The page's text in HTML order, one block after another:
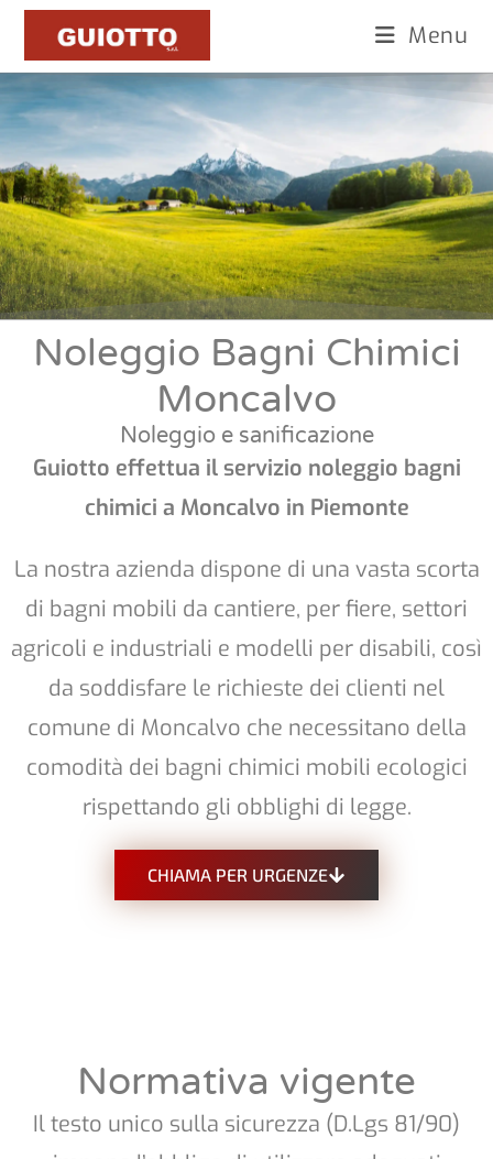
Menu
Noleggio Bagni Chimici
Moncalvo
Noleggio e sanificazione
Guiotto effettua il servizio noleggio bagni
chimici a Moncalvo in Piemonte
La nostra azienda dispone di una vasta scorta
di bagni mobili da cantiere, per fiere, settori
agricoli e industriali e modelli per disabili, così
da soddisfare le richieste dei clienti nel
comune di Moncalvo che necessitano della
comodità dei bagni chimici mobili ecologici
rispettando gli obblighi di legge.
CHIAMA PER URGENZE
Normativa vigente
Il testo unico sulla sicurezza (D.Lgs 81/90)